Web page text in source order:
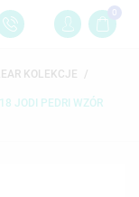
0
KOLEKCJE
JODI PEDRI WZÓR